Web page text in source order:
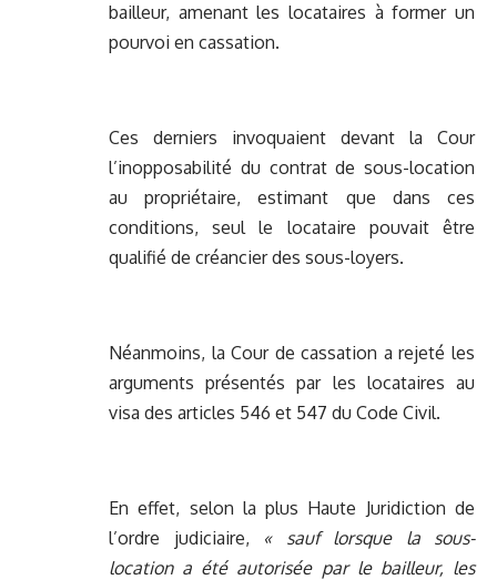
bailleur, amenant les locataires à former un
pourvoi en cassation.
Ces derniers invoquaient devant la Cour
l’inopposabilité du contrat de sous-location
au propriétaire, estimant que dans ces
conditions, seul le locataire pouvait être
qualifié de créancier des sous-loyers.
Néanmoins, la Cour de cassation a rejeté les
arguments présentés par les locataires au
visa des articles 546 et 547 du Code Civil.
En effet, selon la plus Haute Juridiction de
l’ordre judiciaire, « sauf lorsque la sous-
location a été autorisée par le bailleur, les